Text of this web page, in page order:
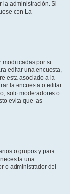
la administración. Si
con La
modificadas por su
editar una encuesta,
esta asociado a la
la encuesta o editar
solo moderadores o
evita que las
o grupos y para
una
o administrador del